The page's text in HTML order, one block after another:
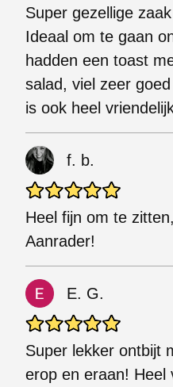
Super gezellige
Ideaal om te gaan
hadden een toast
salad, viel zeer
is ook heel
f. b.
Heel fijn om te
Aanrader!
E. G.
Super lekker ontbijt
erop en eraan! Heel